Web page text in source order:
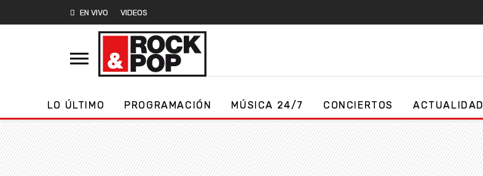
EN VIVO VIDEOS
LO ÚLTIMO PROGRAMACIÓN MÚSICA 24/7 CONCIERTOS ACTUALIDAD